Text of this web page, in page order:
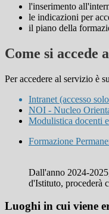
l'inserimento
le indicazioni per
il piano della
Come si accede
Per accedere al servizio è
Intranet (accesso
NOI - Nucleo
Modulistica docenti
Formazione
Dall'anno 2024-
d'Istituto, procederà
Luoghi in cui viene